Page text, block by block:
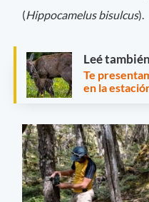
(Hippocamelus bisulcus).
Leé también
Te
en la